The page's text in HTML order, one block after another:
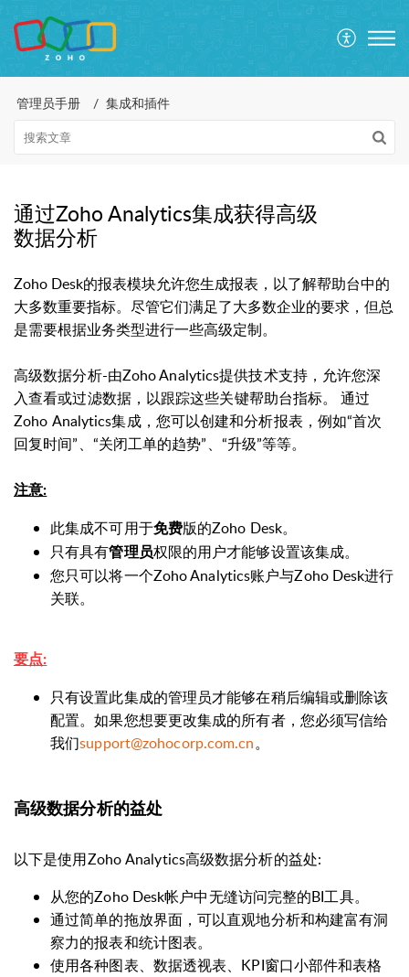
管理员手册 集成和插件
通过Zoho Analytics集成获得高级
数据分析
Zoho Desk的报表模块允许您生成报表，以了解帮助台中的
大多数重要指标。 尽管它们满足了大多数企业的要求，但总
是需要根据业务类型进行一些高级定制。
高级数据分析-由Zoho Analytics提供技术支持， 允许您深
入查看或过滤数据，以跟踪这些关键帮助台指标。
通过
Zoho Analytics集成，您可以创建和分析报表，例如“首次
回复时间”、“关闭工单的趋势”、“升级”等等。
注意:
此集成不可用于免费版的Zoho Desk。
只有具有管理员权限的用户才能够设置该集成。
您只可以将一个Zoho Analytics账户与Zoho Desk进行
关联。
要点:
只有设置此集成的管理员才能够在稍后编辑或删除该
配置。如果您想要更改集成的所有者，您必须写信给
我们support@zohocorp.com.cn。
高级数据分析的益处
以下是使用ZohoAnalytics高级数据分析的益处:
从您的Zoho Desk帐户中无缝访问完整的BI工具。
通过简单的拖放界面，可以直观地分析和构建富有洞
察力的报表和统计图表。
使用各种图表、数据透视表、KPI窗口小部件和表格